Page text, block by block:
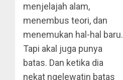
menjelajah alam,
menembus teori, dan
menemukan hal-hal baru.
Tapi akal juga punya
batas. Dan ketika dia
nekat ngelewatin batas